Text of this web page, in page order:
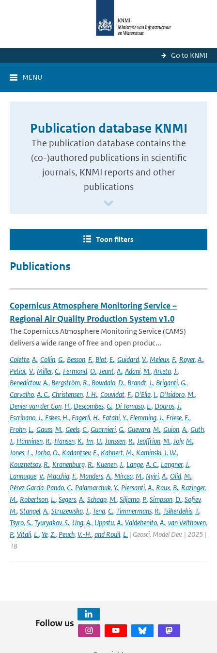
Go to KNMI
MENU
Publication database KNMI
The publication database contains the
(co-)authored publications in scientific
journals, KNMI reports and other
publications
Toon filters
Publications
Copernicus Atmosphere Monitoring Service –
Regional Air Quality Production System v1.0
The Copernicus Atmosphere Monitoring Service (CAMS)
delivers a wide range of free and open produc...
Colette, A., Collin, G., Besson, F., Blot, E., Guidard, V., Meleux, F., Royer, A.,
Petiot, V., Miller, C., Fermond, O., Jeant, A., Adani, M., Arteta, J.,
Benedictow, A., Bergström, R., Bowdalo, D., Brandt, J., Briganti, G.,
Carvalho, A. C., Christensen, J. H., Couvidat, F., D'Elia, I., D'Isidoro, M.,
Denier van der Gon, H., Descombes, G., Di Tomaso, E., Douros, J.,
Escribano, J., Eskes, H., Fagerli, H., Fatahi, Y., Flemming, J., Friese, E.,
Frohn, L., Gauss, M., Geels, C., Guarnieri, G., Guevara, M., Guion, A., Guth,
J., Hänninen, R., Hansen, K., Im, U., Janssen, R., Jeoffrion, M., Joly, M.,
Jones, L., Jorba, O., Kadantsev, E., Kahnert, M., Kaminski, J. W.,
Kouznetsov, R., Kranenburg, R., Kuenen, J., Lange, A. C., Langner, J.,
Lannuque, V., Macchia, F., Manders, A., Mircea, M., Nyiri, A., Olid, M.,
Pérez García-Pando, C., Palamarchuk, Y., Piersanti, A., Raux, B., Razinger,
M., Robertson, L., Segers, A., Schaap, M., Siljamo, P., Simpson, D., Sofiev,
M., Stangel, A., Struzewska, J., Tena, C., Timmermans, R., Tsikerdekis, T.,
Tsyro, S., Tyuryakov, S., Ung, A., Uppstu, A., Valdebenito, A., van Velthoven,
P., Vitali, L., Ye, Z., Peuch, V.-H., and Rouïl, L. | Geosci. Model Dev. | 2025 |
18
Follow us